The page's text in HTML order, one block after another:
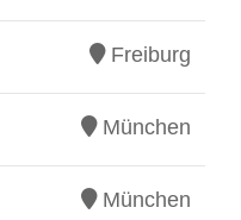
Freiburg
München
München